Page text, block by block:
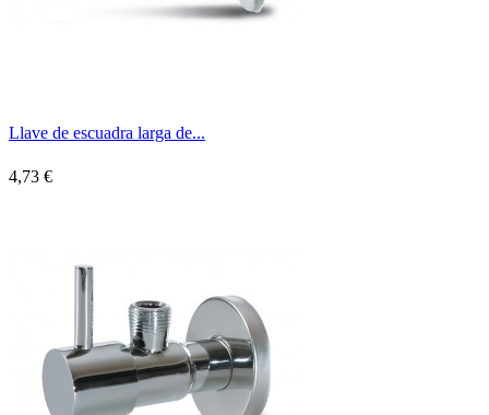
Llave de escuadra larga de...
4,73 €